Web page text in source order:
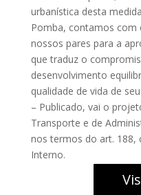
urbanística desta
Pomba, contamos com
nossos pares para a
que traduz o
desenvolvimento
qualidade de vida de
– Publicado, vai o
Transporte e de
nos termos do art. 188,
Interno.